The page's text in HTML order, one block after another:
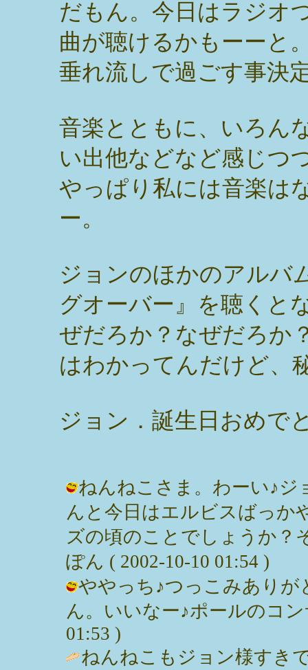
だもん。今日はラジオ
曲が聴けるかもーーと
垂れ流しで過ごす事決
音楽とともに、いろん
い出他などなど感じつ
やっぱり私には音楽は
ー。
ジョンのほかのアルバ
グオーバー』を聴くと
ぜだろか？なぜだろか
はわかってんだけど、
ジョン．誕生日おめで
ねんねこさま。わーい♪ジ
んと今日はエルビスばっか
ズの頃のことでしょうか？
ぽん ( 2002-10-10 01:54 )
ややっち♪つっこみありが
ん。いいなー♪ポールのコ
01:53 )
ねんねこもジョン様すき